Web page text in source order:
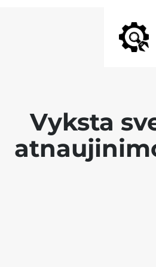
Vyksta